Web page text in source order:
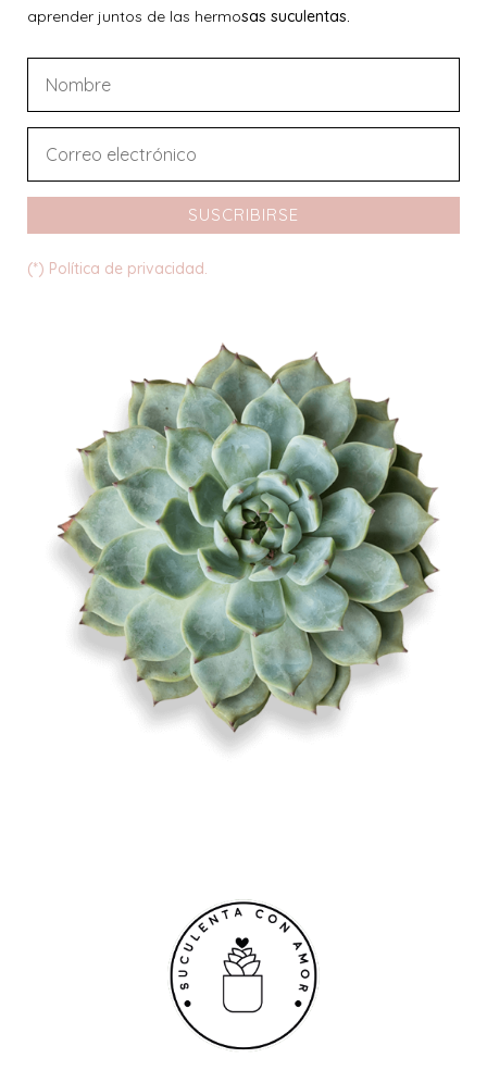
aprender juntos de las hermosas suculentas.
SUSCRIBIRSE
(*) Política de privacidad.